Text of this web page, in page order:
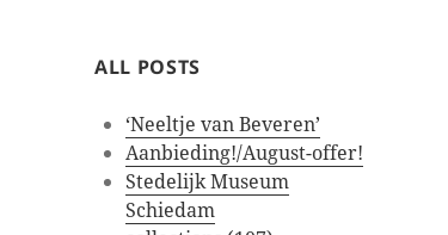
ALL POSTS
‘Neeltje van Beveren’
Aanbieding!/August-offer!
Stedelijk Museum
Schiedam